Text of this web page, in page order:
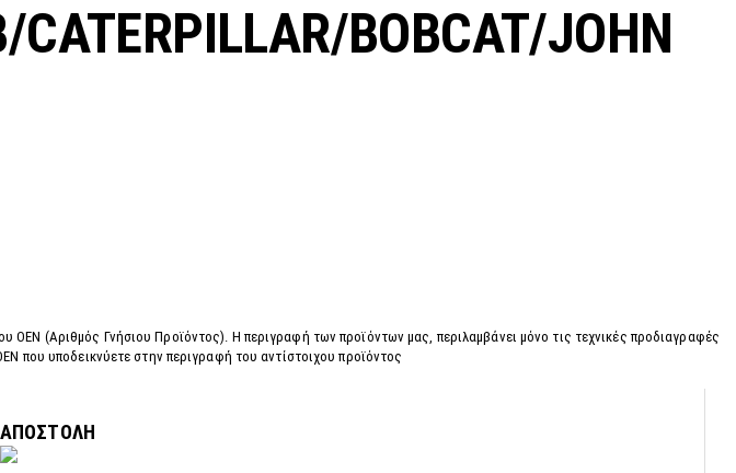
BOBCAT/JOHN
(Αριθμός Γνήσιου Προϊόντος). Η περιγραφή των προϊόντων μας, περιλαμβάνει μόνο τις τεχνικές προδιαγραφές
που υποδεικνύετε στην περιγραφή του αντίστοιχου προϊόντος
ΑΠΟΣΤΟΛΗ